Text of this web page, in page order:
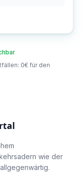
0€ für den
wie der